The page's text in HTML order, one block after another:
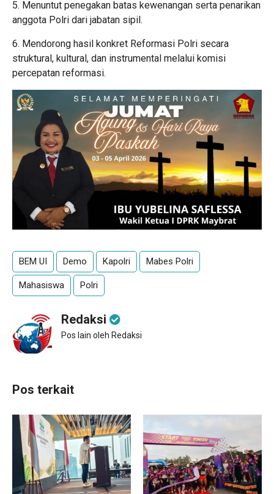
5. Menuntut penegakan batas kewenangan serta penarikan
anggota Polri dari jabatan sipil.
6. Mendorong hasil konkret Reformasi Polri secara
struktural, kultural, dan instrumental melalui komisi
percepatan reformasi.
BEM UI Demo Kapolri Mabes Polri
Mahasiswa Polri
Redaksi
Pos lain oleh Redaksi
Pos terkait